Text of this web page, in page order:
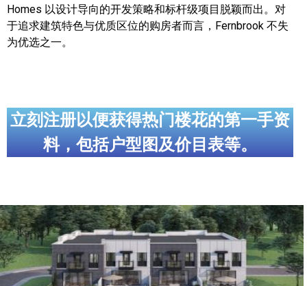
多伦多市中心楼花项目
怡陶碧谷社区介绍
北约克楼花项目
世嘉堡楼花项目
奥克维尔社区介绍
奥克维尔楼花项目
列治文山楼花项目
Homes 以设计导向的开发策略和标杆级项目脱颖而出。对
于追求建筑特色与优质区位的购房者而言，Fernbrook 不失
为优选之一。
立刻注册以便获得热门楼花的第一手资
料，包括户型图及价目表等。